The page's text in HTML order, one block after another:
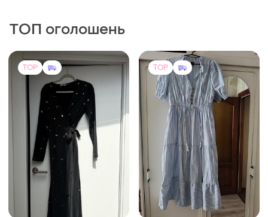
ТОП оголошень
TOP TOP